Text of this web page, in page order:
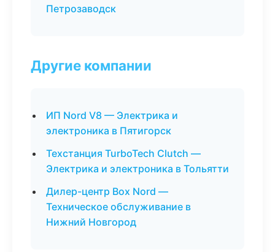
Петрозаводск
Другие компании
ИП Nord V8 — Электрика и
электроника в Пятигорск
Техстанция TurboTech Clutch —
Электрика и электроника в Тольятти
Дилер-центр Box Nord —
Техническое обслуживание в
Нижний Новгород